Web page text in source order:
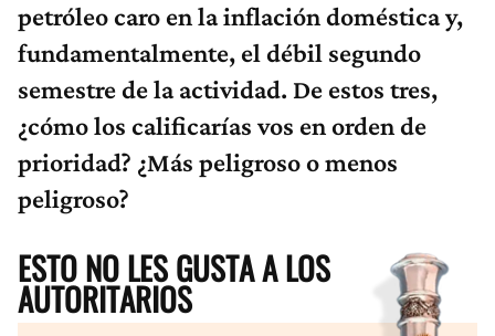
petróleo caro en la inflación doméstica y,
fundamentalmente, el débil segundo
semestre de la actividad. De estos tres,
¿cómo los calificarías vos en orden de
prioridad? ¿Más peligroso o menos
peligroso?
ESTO NO LES GUSTA A LOS
AUTORITARIOS